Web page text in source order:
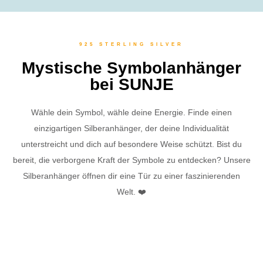
925 STERLING SILVER
Mystische Symbolanhänger
bei SUNJE
Wähle dein Symbol, wähle deine Energie. Finde einen
einzigartigen Silberanhänger, der deine Individualität
unterstreicht und dich auf besondere Weise schützt. Bist du
bereit, die verborgene Kraft der Symbole zu entdecken? Unsere
Silberanhänger öffnen dir eine Tür zu einer faszinierenden
Welt. ❤️